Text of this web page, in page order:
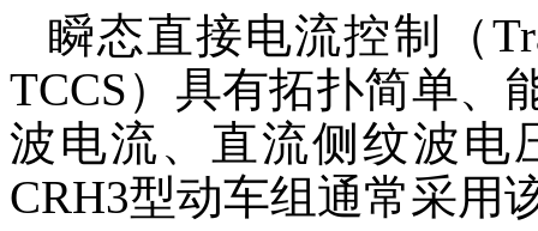
瞬态直接电流控制（
TCCS）具有拓扑简单、
波电流、直流侧纹波电
CRH3型动车组通常采用